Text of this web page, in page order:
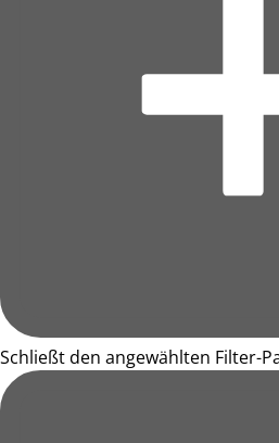
Schließt den angewählten Filter-